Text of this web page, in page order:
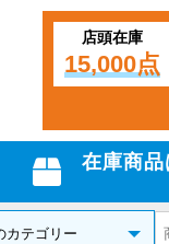
店頭在庫
15,000点
在庫商